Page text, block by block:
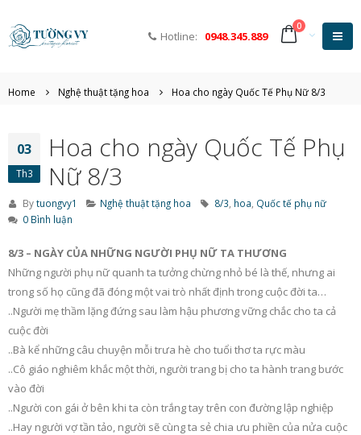
Hotline: 0948.345.889
0
Home Nghệ thuật tặng hoa Hoa cho ngày Quốc Tế Phụ Nữ 8/3
03
Th3
Hoa cho ngày Quốc Tế Phụ
Nữ 8/3
Bytuongvy1 Nghệ thuật tặng hoa 8/3 hoa Quốc tế phụ nữ
0 Bình luận
8/3 – NGÀY CỦA NHỮNG NGƯỜI PHỤ NỮ TA THƯƠNG
Những người phụ nữ quanh ta tưởng chừng nhỏ bé là thế, nhưng ai
trong số họ cũng đã đóng một vai trò nhất định trong cuộc đời ta…
..Người mẹ thầm lặng đứng sau làm hậu phương vững chắc cho ta cả
cuộc đời
..Bà kể những câu chuyện mỗi trưa hè cho tuổi thơ ta rực màu
..Cô giáo nghiêm khắc một thời, người trang bị cho ta hành trang bước
vào đời
..Người con gái ở bên khi ta còn trắng tay trên con đường lập nghiệp
..Hay người vợ tần tảo, người sẽ cùng ta sẻ chia ưu phiền của nửa cuộc
tặng sinh nhật ý nghĩa
nhất
22/10/2018
Một số lưu ý nhỏ khi lựa
ý nghĩa gửi tặng
yêu quý!
Bí quyết chọn và